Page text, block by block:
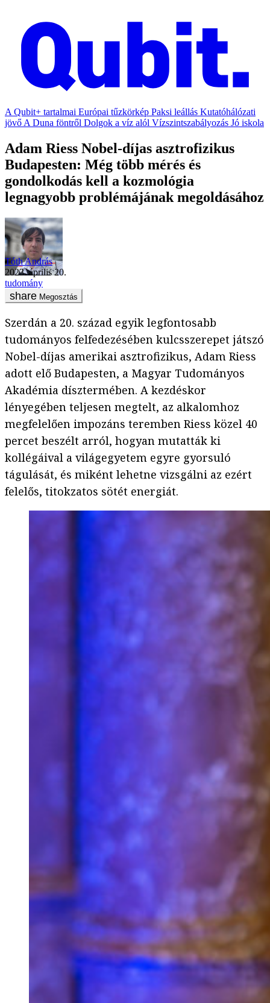
A Qubit+ tartalmai Európai tűzkörkép Paksi leállás Kutatóhálózati
jövő A Duna föntről Dolgok a víz alól Vízszintszabályozás Jó iskola
Adam Riess Nobel-díjas asztrofizikus
Budapesten: Még több mérés és
gondolkodás kell a kozmológia
legnagyobb problémájának megoldásához
Tóth András
2023. április 20.
tudomány
Megosztás
Szerdán a 20. század egyik legfontosabb
tudományos felfedezésében kulcsszerepet játszó
Nobel-díjas amerikai asztrofizikus, Adam Riess
adott elő Budapesten, a Magyar Tudományos
Akadémia dísztermében. A kezdéskor
lényegében teljesen megtelt, az alkalomhoz
megfelelően impozáns teremben Riess közel 40
percet beszélt arról, hogyan mutatták ki
kollégáival a világegyetem egyre gyorsuló
tágulását, és miként lehetne vizsgálni az ezért
felelős, titokzatos sötét energiát.